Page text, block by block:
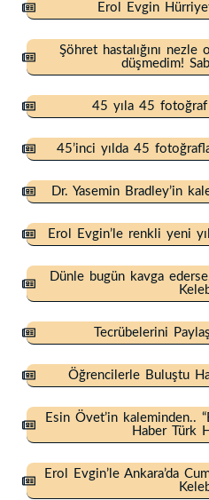
Erol Evgin
Şöhret hastalığını nezle
düşmedim!
45 yıla 45
45’inci yılda 45
Dr. Yasemin Bradley’in
Erol Evgin’le renkli yeni
Dünle bugün kavga
Tecrübelerini
Öğrencilerle Buluştu
Esin Övet’in kaleminden..
Haber Türk
Erol Evgin’le Ankara’da